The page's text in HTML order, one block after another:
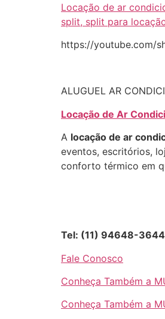
Locação de ar
split, split para
https://youtube.com/
ALUGUEL AR
Locação de Ar
A locação de ar
eventos, escritórios,
conforto térmico em
Tel: (11) 94648-3644
Fale Conosco
Conheça Também a
Conheça Também a